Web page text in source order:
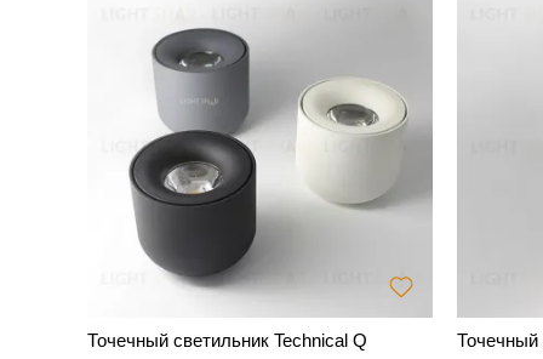
Точечный светильник Technical Q
Точечный